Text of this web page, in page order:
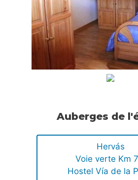
Auberges de
Hervás
Voie verte Km
Hostel Vía de la